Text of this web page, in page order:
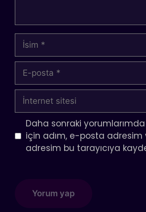
İsim
posta
İnternet
sitesi
Daha sonraki yorumlarımda
için adım, e-posta adresim
adresim bu tarayıcıya